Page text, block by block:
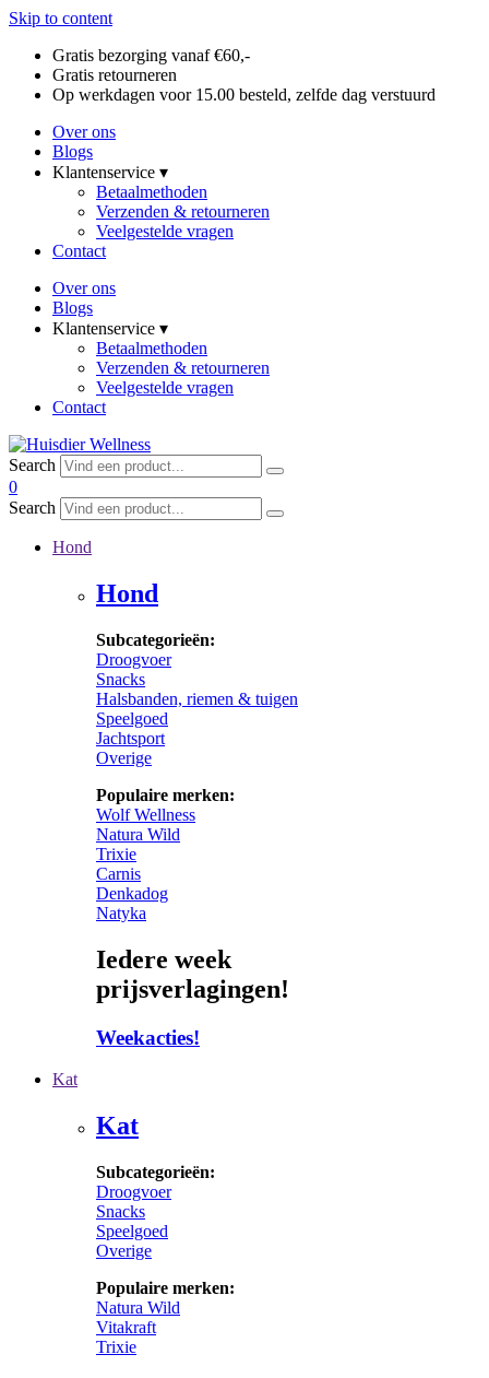
Skip to content
Gratis bezorging vanaf €60,-
Gratis retourneren
Op werkdagen voor 15.00 besteld, zelfde dag verstuurd
Over ons
Blogs
Klantenservice ▾
Betaalmethoden
Verzenden & retourneren
Veelgestelde vragen
Contact
Over ons
Blogs
Klantenservice ▾
Betaalmethoden
Verzenden & retourneren
Veelgestelde vragen
Contact
Search
0
Search
Hond
Hond
Subcategorieën:
Droogvoer
Snacks
Halsbanden, riemen & tuigen
Speelgoed
Jachtsport
Overige
Populaire merken:
Wolf Wellness
Natura Wild
Trixie
Carnis
Denkadog
Natyka
Iedere week
prijsverlagingen!
Weekacties!
Kat
Kat
Subcategorieën:
Droogvoer
Snacks
Speelgoed
Overige
Populaire merken:
Natura Wild
Vitakraft
Trixie